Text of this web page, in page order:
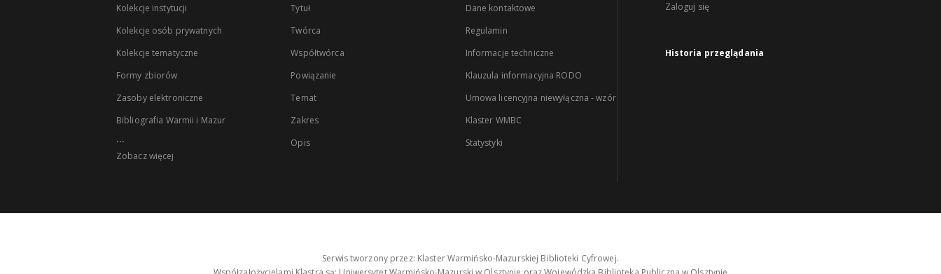
Kolekcje instytucji
Kolekcje osób prywatnych
Kolekcje tematyczne
Formy zbiorów
Zasoby elektroniczne
Bibliografia Warmii i Mazur
...
Zobacz więcej
Tytuł
Twórca
Współtwórca
Powiązanie
Temat
Zakres
Opis
Dane kontaktowe
Regulamin
Informacje techniczne
Klauzula informacyjna RODO
Umowa licencyjna niewyłączna - wzór
Klaster WMBC
Statystyki
Zaloguj się
Historia przeglądania
Serwis tworzony przez: Klaster Warmińsko-Mazurskiej Biblioteki Cyfrowej.